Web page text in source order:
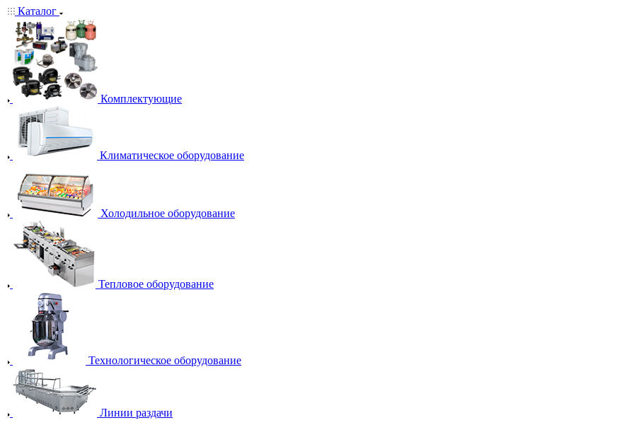
Каталог
Комплектующие
Климатическое оборудование
Холодильное оборудование
Тепловое оборудование
Технологическое оборудование
Линии раздачи